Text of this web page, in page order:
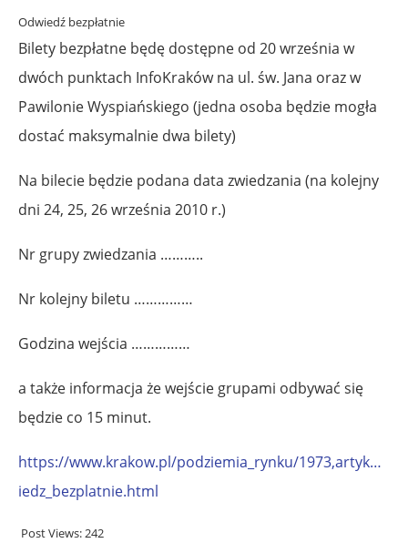
Odwiedź bezpłatnie
Bilety bezpłatne będę dostępne od 20 września w
dwóch punktach InfoKraków na ul. św. Jana oraz w
Pawilonie Wyspiańskiego (jedna osoba będzie mogła
dostać maksymalnie dwa bilety)
Na bilecie będzie podana data zwiedzania (na kolejny
dni 24, 25, 26 września 2010 r.)
Nr grupy zwiedzania ………..
Nr kolejny biletu ……………
Godzina wejścia ……………
a także informacja że wejście grupami odbywać się
będzie co 15 minut.
https://www.krakow.pl/podziemia_rynku/1973,artyk…
iedz_bezplatnie.html
Post Views:242